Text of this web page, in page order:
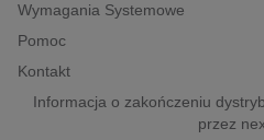
historia
Wymagania Systemowe
Pomoc
Kontakt
Informacja o zakończeniu
przez